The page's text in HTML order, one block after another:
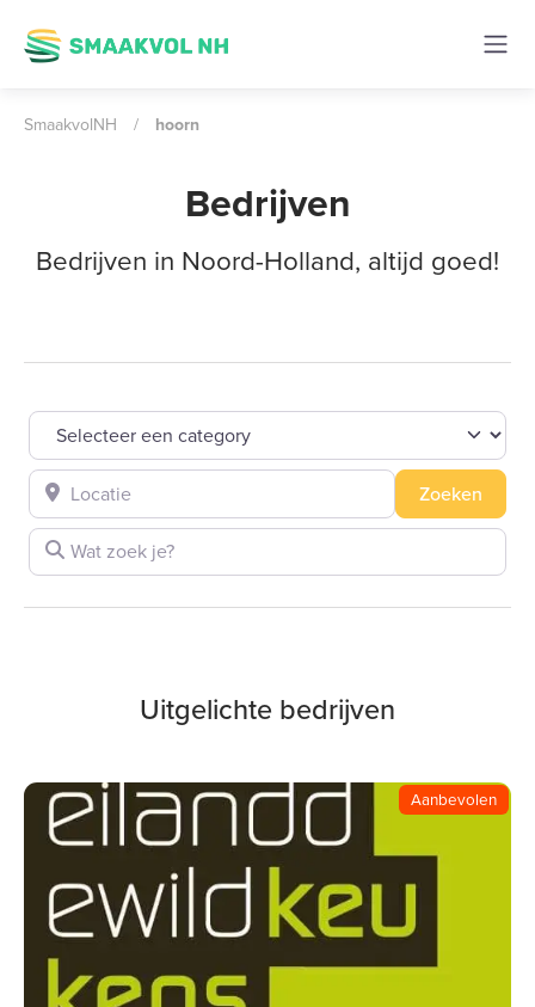
SmaakvolNH / hoorn
Bedrijven
Bedrijven in Noord-Holland, altijd goed!
Selecteer een category
Wat zoek je?
Locatie Zoeken
Uitgelichte bedrijven
Aanbevolen